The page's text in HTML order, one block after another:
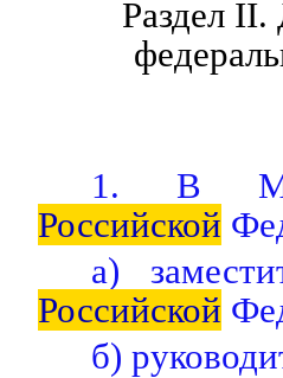
Раздел
1. В
Российской
а)
Российской
б)